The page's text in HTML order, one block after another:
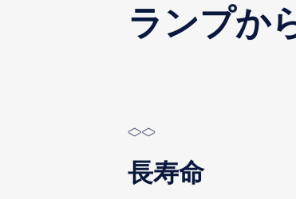
ランプか
長寿命